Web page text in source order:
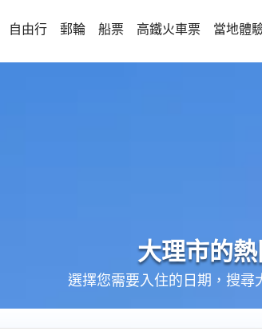
自由行 郵輪 船票 高鐵火車票 當地體
大理市的
選擇您需要入住的日期，搜尋